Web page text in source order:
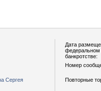
Дата
федеральном
банкротстве:
Номер
Сергея
Повторные